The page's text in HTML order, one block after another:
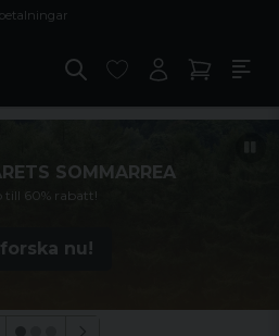
SOMMARREA
till 60% rabatt!
nu!